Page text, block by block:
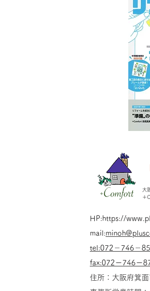
大
＋
HP:https://
mail:
tel:072－746－
fax:072ー746ー
住所：大阪府箕